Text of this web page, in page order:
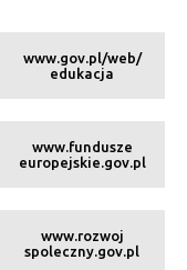
www.gov.pl/web/
edukacja
www.fundusze
europejskie.gov.pl
www.rozwoj
spoleczny.gov.pl